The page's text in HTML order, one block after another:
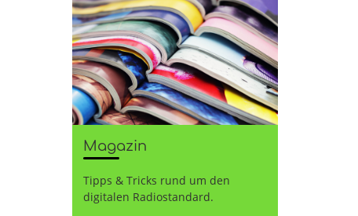
Magazin
Tipps & Tricks rund um den
digitalen Radiostandard.